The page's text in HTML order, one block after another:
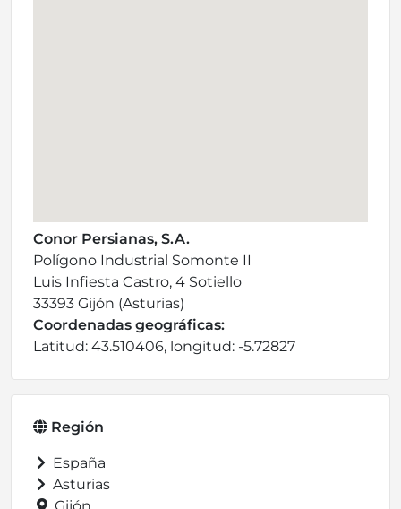
Conor Persianas, S.A.
Polígono Industrial Somonte II
Luis Infiesta Castro, 4 Sotiello
33393 Gijón (Asturias)
Coordenadas geográficas:
Latitud: 43.510406, longitud: -5.72827
Región
España
Asturias